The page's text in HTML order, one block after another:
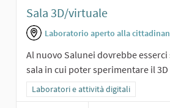
Sala 3D/virtuale
Laboratorio aperto alla
Al nuovo Salunei dovrebbe
sala in cui poter sperimentare il 3D
Filtra i risultati per categoria:
Laboratori e attività digitali